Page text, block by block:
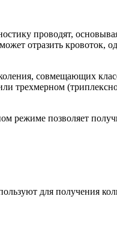
проводят,
отразить кровоток,
совмещающих
трехмерном
режиме позволяет
для получения